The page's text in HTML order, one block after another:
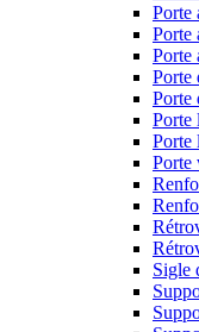
Porte
Porte
Porte
Porte
Porte
Porte
Porte
Porte
Sigle